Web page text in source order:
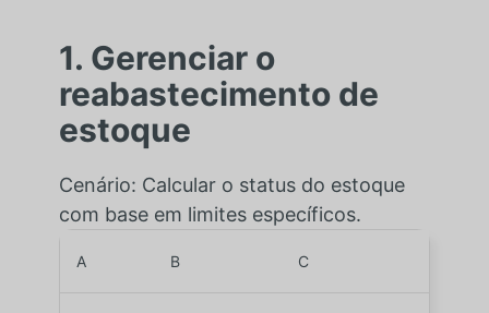
1. Gerenciar o
reabastecimento de
estoque
Cenário: Calcular o status do estoque
com base em limites específicos.
A B C